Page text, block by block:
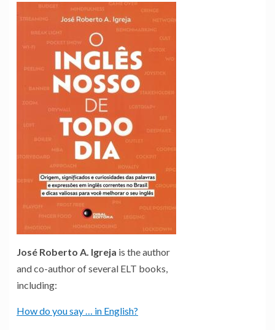
José Roberto A. Igreja is the author
and co-author of several ELT books,
including:
How do you say … in English?